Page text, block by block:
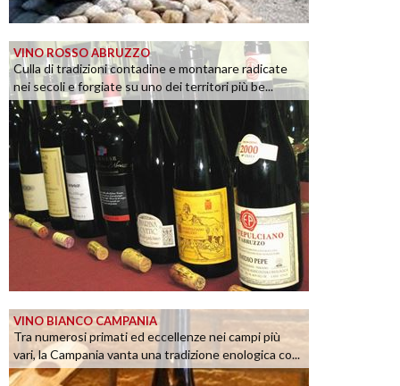
VINO ROSSO ABRUZZO
Culla di tradizioni contadine e montanare radicate
nei secoli e forgiate su uno dei territori più be...
VINO BIANCO CAMPANIA
Tra numerosi primati ed eccellenze nei campi più
vari, la Campania vanta una tradizione enologica co...